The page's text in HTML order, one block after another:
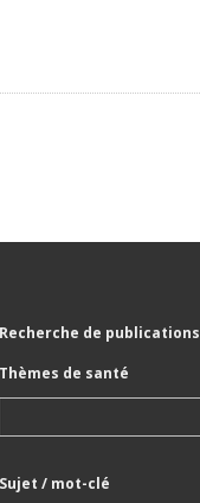
Recherche de publications
Thèmes de santé
Sujet / mot-clé